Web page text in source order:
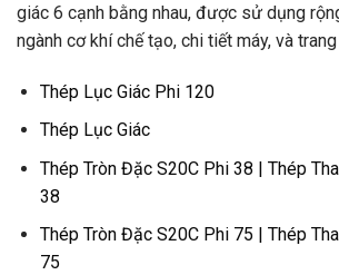
giác 6 cạnh bằng nhau, được sử dụng
ngành cơ khí chế tạo, chi tiết máy, và
Thép Lục Giác Phi 120
Thép Lục Giác
Thép Tròn Đặc S20C Phi 38 | Thép
38
Thép Tròn Đặc S20C Phi 75 | Thép
75